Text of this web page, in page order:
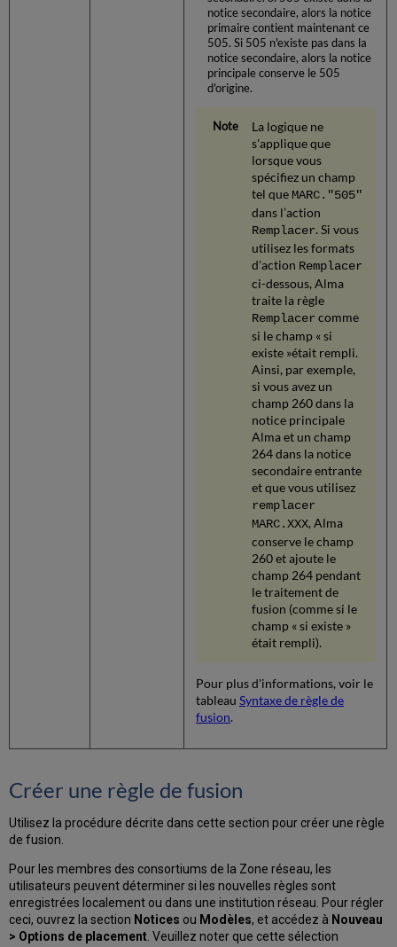
notice secondaire, alors la notice
primaire contient maintenant ce
505. Si 505 n'existe pas dans la
notice secondaire, alors la notice
principale conserve le 505
d'origine.
La logique ne
s'applique que
lorsque vous
spécifiez un champ
tel que MARC."505"
dans l’action
Remplacer. Si vous
utilisez les formats
d'action Remplacer
ci-dessous, Alma
traite la règle
Remplacer comme
si le champ « si
existe »était rempli.
Ainsi, par exemple,
si vous avez un
champ 260 dans la
notice principale
Alma et un champ
264 dans la notice
secondaire entrante
et que vous utilisez
remplacer
MARC.XXX, Alma
conserve le champ
260 et ajoute le
champ 264 pendant
le traitement de
fusion (comme si le
champ « si existe »
était rempli).
Pour plus d'informations, voir le
tableau Syntaxe de règle de
fusion.
Créer une règle de fusion
Utilisez la procédure décrite dans cette section pour créer une règle
de fusion.
Pour les membres des consortiums de la Zone réseau, les
utilisateurs peuvent déterminer si les nouvelles règles sont
enregistrées localement ou dans une institution réseau. Pour régler
ceci, ouvrez la section Notices ou Modèles, et accédez à Nouveau
> Options de placement. Veuillez noter que cette sélection